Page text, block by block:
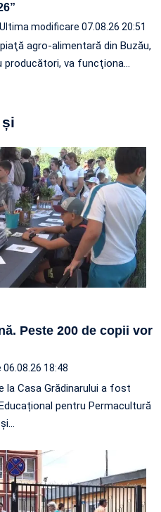
Ultima modificare 07.08.26 20:51
agro-alimentară din Buzău,
producători, va funcţiona…
Peste 200 de copii vor
18:48
la Casa Grădinarului a fost
pentru Permacultură